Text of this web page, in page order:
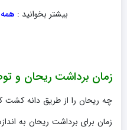
بیشتر بخوانید :
زمان برداشت ریحان و
چه ریحان را از طریق دانه کشت
زمان برای برداشت ریحان به